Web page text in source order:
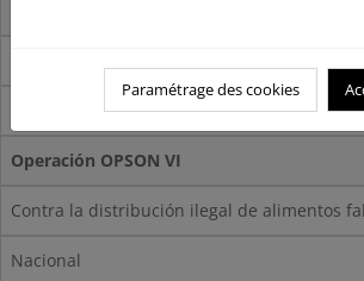
Operación OPSON VI
Contra la distribución ilegal de alimentos
Nacional
Paramétrage des cookies